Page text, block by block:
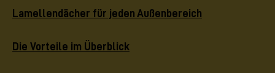
Lamellendächer für jeden Außenbereich
Die Vorteile im Überblick